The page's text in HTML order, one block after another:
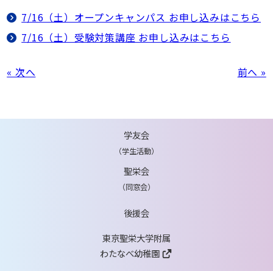
7/16（土）オープンキャンパス お申し込みはこちら
7/16（土）受験対策講座 お申し込みはこちら
« 次へ 前へ »
学友会
（学生活動）
聖栄会
（同窓会）
後援会
東京聖栄大学附属
わたなべ幼稚園